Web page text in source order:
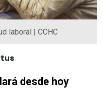
laboral | CCHC
desde hoy